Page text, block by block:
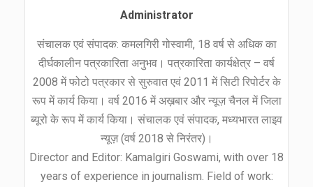
Administrator
संचालक एवं संपादक: कमलगिरी गोस्वामी, 18 वर्ष से अधिक का
दीर्घकालीन पत्रकारिता अनुभव। पत्रकारिता कार्यक्षेत्र – वर्ष
2008 में फोटो पत्रकार से सुरुवात एवं 2011 में सिटी रिपोर्टर के
रूप में कार्य किया। वर्ष 2016 में अख़बार और न्यूज़ चैनल में जिला
ब्यूरो के रूप में कार्य किया। संचालक एवं संपादक, मध्यभारत लाइव
न्यूज़ (वर्ष 2018 से निरंतर)।
Director and Editor: Kamalgiri Goswami, with over 18
years of experience in journalism. Field of work: